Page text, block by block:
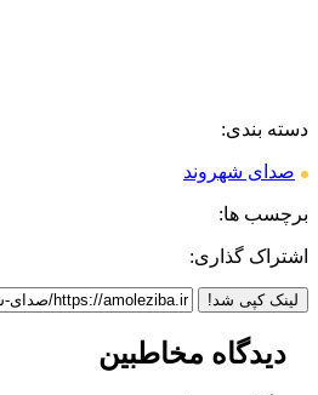
دسته بندی:
صدای شهروند
برچسب ها:
اشتراک گذاری:
لینک کپی شد!
دیدگاه مخاطبین